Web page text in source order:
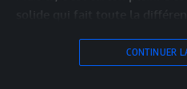
CONTINUER